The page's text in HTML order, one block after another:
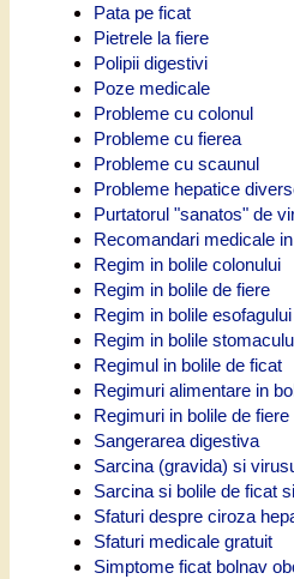
Pata pe ficat
Pietrele la fiere
Polipii digestivi
Poze medicale
Probleme cu colonul
Probleme cu fierea
Probleme cu scaunul
Probleme hepatice
Purtatorul "sanatos" de
Recomandari medicale
Regim in bolile colonului
Regim in bolile de fiere
Regim in bolile esofagului
Regim in bolile
Regimul in bolile de ficat
Regimuri alimentare in
Regimuri in bolile de fiere
Sangerarea digestiva
Sarcina (gravida) si
Sarcina si bolile de ficat
Sfaturi despre ciroza
Sfaturi medicale gratuit
Simptome ficat bolnav